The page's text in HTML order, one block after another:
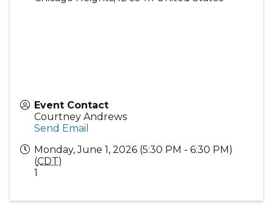
Event Contact
Courtney Andrews
Send Email
Monday, June 1, 2026 (5:30 PM - 6:30 PM)
(CDT)
1